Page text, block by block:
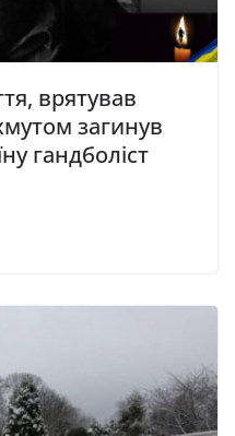
врятував
загинув
гандболіст